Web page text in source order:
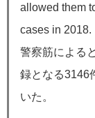
allowed them
cases in 2018.
警察筋による
録となる3146
いた。